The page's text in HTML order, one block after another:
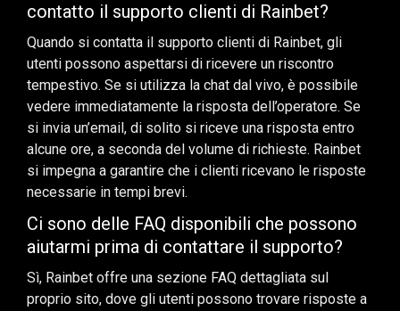
contatto il supporto clienti di Rainbet?
Quando si contatta il supporto clienti di Rainbet, gli
utenti possono aspettarsi di ricevere un riscontro
tempestivo. Se si utilizza la chat dal vivo, è possibile
vedere immediatamente la risposta dell’operatore. Se
si invia un’email, di solito si riceve una risposta entro
alcune ore, a seconda del volume di richieste. Rainbet
si impegna a garantire che i clienti ricevano le risposte
necessarie in tempi brevi.
Ci sono delle FAQ disponibili che possono
aiutarmi prima di contattare il supporto?
Sì, Rainbet offre una sezione FAQ dettagliata sul
proprio sito, dove gli utenti possono trovare risposte a